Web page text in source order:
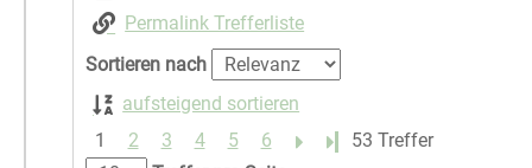
Permalink Trefferliste
Sortieren nach
aufsteigend sortieren
1
2 3 4 5 6 Letzte Seite
53 Treffer